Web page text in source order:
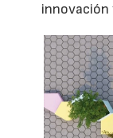
innovación